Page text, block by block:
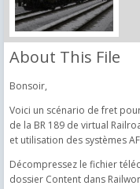
About This File
Bonsoir,
Voici un scénario de fret
de la BR 189 de virtual
et utilisation des systèmes
Décompressez le fichier
dossier Content dans